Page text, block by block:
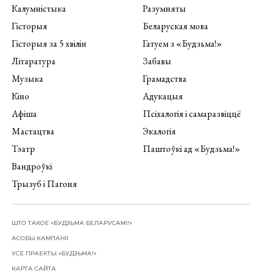
Калумністыка
Гісторыя
Гісторыя за 5 хвілін
Літаратура
Музыка
Кіно
Афіша
Мастацтва
Тэатр
Вандроўкі
Трызуб і Пагоня
Разумняты
Беларуская мова
Гатуем з «Будзьма!»
Забавы
Грамадства
Адукацыя
Псіхалогія і самаразвіццё
Экалогія
Паштоўкі ад «Будзьма!»
ШТО ТАКОЕ «БУДЗЬМА БЕЛАРУСАМІ!»
АСОБЫ КАМПАНІІ
УСЕ ПРАЕКТЫ «БУДЗЬМА!»
КАРТА САЙТА